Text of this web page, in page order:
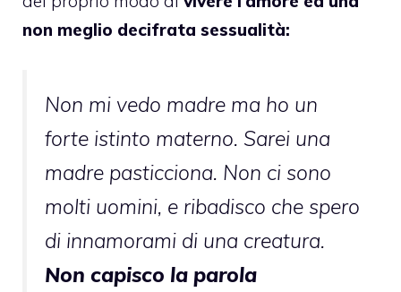
non meglio decifrata sessualità:
Non mi vedo madre ma ho un
forte istinto materno. Sarei una
madre pasticciona. Non ci sono
molti uomini, e ribadisco che spero
di innamorami di una creatura.
Non capisco la parola